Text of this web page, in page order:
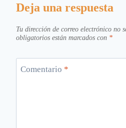
Deja una respuesta
Tu dirección de correo electrónico no
obligatorios están marcados con *
Comentario *